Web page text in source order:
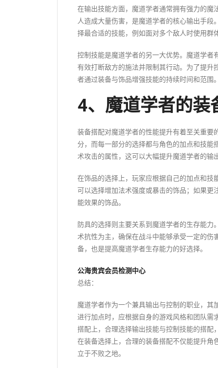
在输出技能方面，魔道学者通常拥有强力的
人造成大量伤害，是魔道学者的核心输出手
择最合适的技能，例如面对多个敌人时使用
控制技能是魔道学者的另一大优势。魔道学
有效打断敌方的施法并限制其行动。为了提
者通过装备与饰品增强技能的持续时间和范围
4、魔道学者的装
装备搭配对魔道学者的性能提升有着至关重
分，而每一部分的选择都与角色的加点和技
术攻击的属性，这可以大幅提升魔道学者的输
在饰品的选择上，玩家应根据自己的加点和
可以选择增加法术强度或暴击的饰品；如果
能效果的饰品。
防具的选择则主要关系到魔道学者的生存能
术抗性为主，确保在战斗中能够承受一定的
备，也是提高魔道学者生存能力的好选择。
公海贵宾会员检测中心
总结：
魔道学者作为一个兼具输出与控制的职业，
进行加点时，应根据自身的游戏风格和团队
搭配上，合理选择输出技能与控制技能的搭
在装备选择上，合理的装备搭配不仅能提升
立于不败之地。